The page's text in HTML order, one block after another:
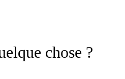
chose ?